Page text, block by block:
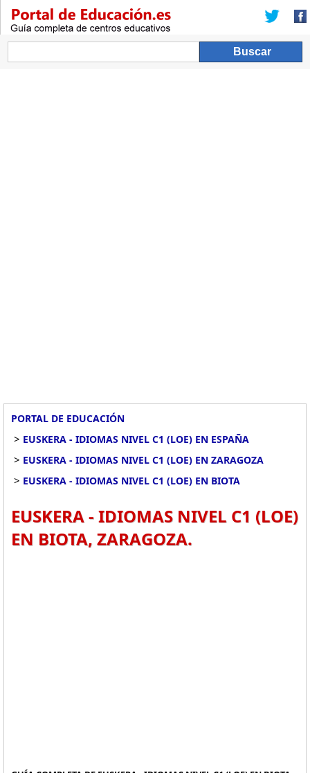
PORTAL DE EDUCACIÓN
> EUSKERA - IDIOMAS NIVEL C1 (LOE) EN ESPAÑA
> EUSKERA - IDIOMAS NIVEL C1 (LOE) EN ZARAGOZA
> EUSKERA - IDIOMAS NIVEL C1 (LOE) EN BIOTA
EUSKERA - IDIOMAS NIVEL C1 (LOE)
EN BIOTA, ZARAGOZA.